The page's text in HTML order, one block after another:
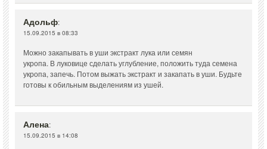
Адольф:
15.09.2015 в 08:33
Можно закапывать в уши экстракт лука или семян
укропа. В луковице сделать углубление, положить туда семена
укропа, запечь. Потом выжать экстракт и закапать в уши. Будьте
готовы к обильным выделениям из ушей.
Алена:
15.09.2015 в 14:08